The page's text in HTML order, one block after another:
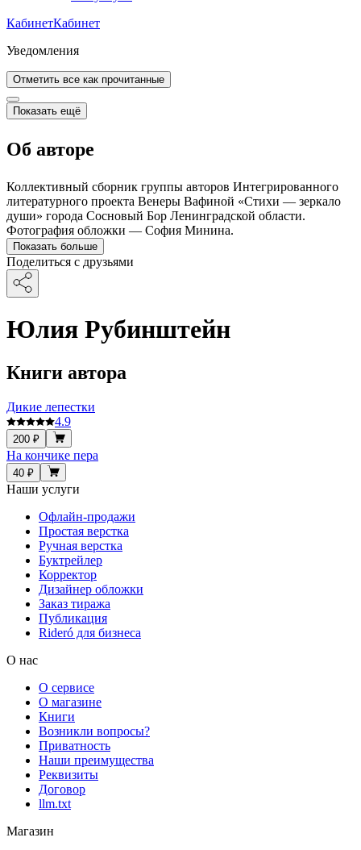
КабинетКабинет
Уведомления
Отметить все как прочитанные
Показать ещё
Об авторе
Коллективный сборник группы авторов Интегрированного
литературного проекта Венеры Вафиной «Стихи — зеркало
души» города Сосновый Бор Ленинградской области.
Фотография обложки — София Минина.
Показать больше
Поделиться с друзьями
Юлия Рубинштейн
Книги автора
Дикие лепестки
4.9
200 ₽
На кончике пера
40 ₽
Наши услуги
Офлайн-продажи
Простая верстка
Ручная верстка
Буктрейлер
Корректор
Дизайнер обложки
Заказ тиража
Публикация
Rideró для бизнеса
О нас
О сервисе
О магазине
Книги
Возникли вопросы?
Приватность
Наши преимущества
Реквизиты
Договор
llm.txt
Магазин